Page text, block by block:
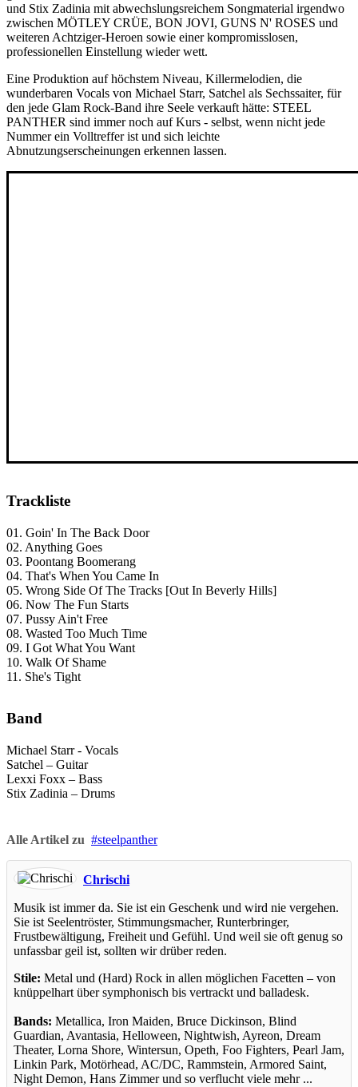
und Stix Zadinia mit abwechslungsreichem Songmaterial irgendwo
zwischen MÖTLEY CRÜE, BON JOVI, GUNS N' ROSES und
weiteren Achtziger-Heroen sowie einer kompromisslosen,
professionellen Einstellung wieder wett.
Eine Produktion auf höchstem Niveau, Killermelodien, die
wunderbaren Vocals von Michael Starr, Satchel als Sechssaiter, für
den jede Glam Rock-Band ihre Seele verkauft hätte: STEEL
PANTHER sind immer noch auf Kurs - selbst, wenn nicht jede
Nummer ein Volltreffer ist und sich leichte
Abnutzungserscheinungen erkennen lassen.
Trackliste
01. Goin' In The Back Door
02. Anything Goes
03. Poontang Boomerang
04. That's When You Came In
05. Wrong Side Of The Tracks [Out In Beverly Hills]
06. Now The Fun Starts
07. Pussy Ain't Free
08. Wasted Too Much Time
09. I Got What You Want
10. Walk Of Shame
11. She's Tight
Band
Michael Starr - Vocals
Satchel – Guitar
Lexxi Foxx – Bass
Stix Zadinia – Drums
Alle Artikel zu steelpanther
Chrischi
Musik ist immer da. Sie ist ein Geschenk und wird nie vergehen.
Sie ist Seelentröster, Stimmungsmacher, Runterbringer,
Frustbewältigung, Freiheit und Gefühl. Und weil sie oft genug so
unfassbar geil ist, sollten wir drüber reden.
Stile: Metal und (Hard) Rock in allen möglichen Facetten – von
knüppelhart über symphonisch bis vertrackt und balladesk.
Bands: Metallica, Iron Maiden, Bruce Dickinson, Blind
Guardian, Avantasia, Helloween, Nightwish, Ayreon, Dream
Theater, Lorna Shore, Wintersun, Opeth, Foo Fighters, Pearl Jam,
Linkin Park, Motörhead, AC/DC, Rammstein, Armored Saint,
Night Demon, Hans Zimmer und so verflucht viele mehr ...